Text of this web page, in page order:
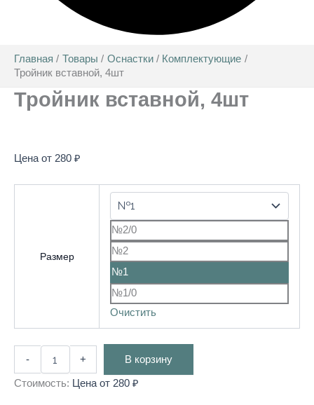
Главная Товары Оснастки
Комплектующие
Тройник вставной, 4шт
Тройник вставной, 4шт
Цена от 280 ₽
Размер
№2/0
№2
№1
№1/0
Очистить
- + В корзину
Стоимость: Цена от 280 ₽